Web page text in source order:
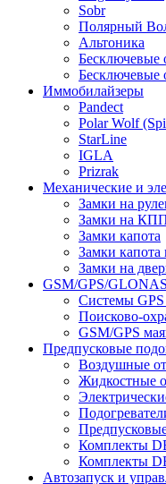
Sobr
Полярный
Альтоника
Бесключевые
Бесключевые
Иммобилайзеры
Pandect
Polar Wolf
StarLine
IGLA
Prizrak
Механические и
Замки на
Замки на
Замки капота
Замки
Замки на
GSM/GPS/
Системы
Поисково-
GSM/GPS
Предпусковые
Воздушные
Жидкостные
Комплекты
Комплекты
Автозапуск и